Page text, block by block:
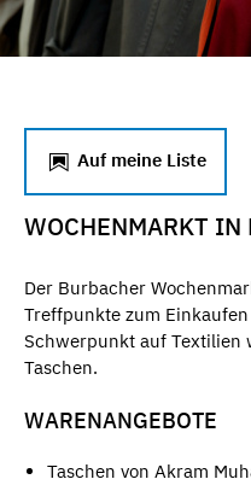
Auf meine Liste
WOCHENMARKT IN
Der Burbacher
Treffpunkte zum
Schwerpunkt auf Textilien
Taschen.
WARENANGEBOTE
Taschen von Akram